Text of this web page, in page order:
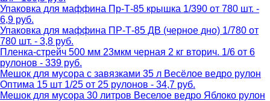
Упаковка для маффина Пр-Т-85 крышка 1/390 от 780 шт. -
6,9 руб.
Упаковка для маффина ПР-Т-85 ДВ (черное дно) 1/780 от
780 шт. - 3,8 руб.
Пленка-стрейч 500 мм 23мкм черная 2 кг вторич. 1/6 от 6
рулонов - 339 руб.
Мешок для мусора с завязками 35 л Весёлое ведро рулон
Оптима 15 шт 1/25 от 25 рулонов - 34,7 руб.
Мешок для мусора 30 литров Веселое ведро Яблоко рулон